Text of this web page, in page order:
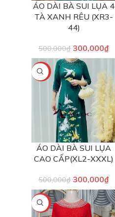
ÁO DÀI BÀ SUI LỤA 4
TÀ XANH RÊU (XR3-
44)
500,000₫ 300,000₫
-40%
ÁO DÀI BÀ SUI LỤA
CAO CẤP(XL2-XXXL)
500,000₫ 300,000₫
-40%